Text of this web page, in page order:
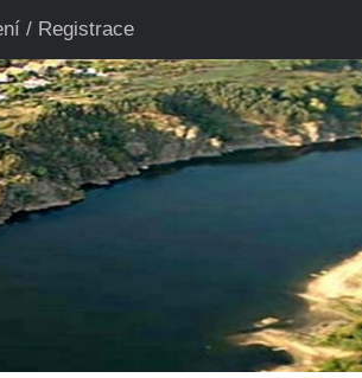
/ Registrace